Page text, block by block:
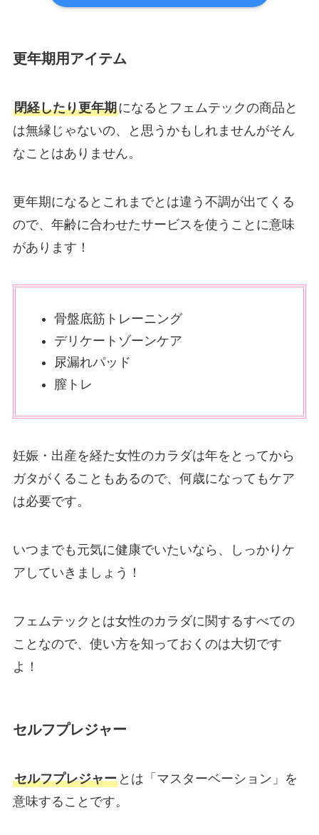
更年期用アイテム
閉経したり更年期になるとフェムテックの商品と
は無縁じゃないの、と思うかもしれませんがそん
なことはありません。
更年期になるとこれまでとは違う不調が出てくる
ので、年齢に合わせたサービスを使うことに意味
があります！
骨盤底筋トレーニング
デリケートゾーンケア
尿漏れパッド
膣トレ
妊娠・出産を経た女性のカラダは年をとってから
ガタがくることもあるので、何歳になってもケア
は必要です。
いつまでも元気に健康でいたいなら、しっかりケ
アしていきましょう！
フェムテックとは女性のカラダに関するすべての
ことなので、使い方を知っておくのは大切です
よ！
セルフプレジャー
セルフプレジャーとは「マスターベーション」を
意味することです。